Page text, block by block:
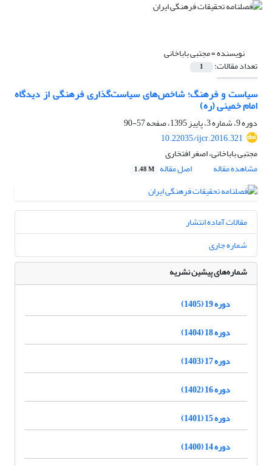
نویسنده =مجتبی باباخانی
تعداد مقالات: 1
سیاست و فرهنگ؛ شاخص‌های سیاست‌گذاری فرهنگی از دیدگاه
امام خمینی (ره)
دوره 9، شماره 3، پاییز 1395، صفحه
57-90
10.22035/ijcr.2016.321
مجتبی باباخانی، اصغر افتخاری
مشاهده مقاله
اصل مقاله 1.48 M
مقالات آماده انتشار
شماره جاری
شماره‌های پیشین نشریه
دوره 19 (1405)
دوره 18 (1404)
دوره 17 (1403)
دوره 16 (1402)
دوره 15 (1401)
دوره 14 (1400)